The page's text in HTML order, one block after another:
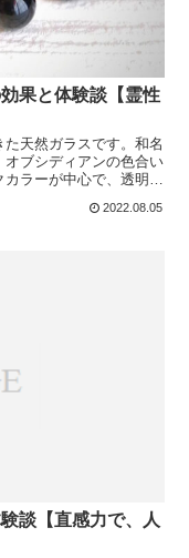
果と体験談【霊性
天然ガラスです。和名
ブシディアンの色合い
ラーが中心で、透明感
2022.08.05
談【直感力で、人